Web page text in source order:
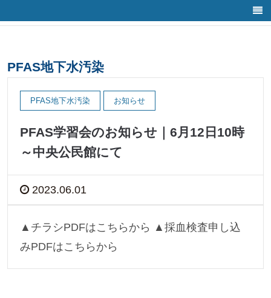
PFAS地下水汚染
PFAS地下水汚染 お知らせ
PFAS学習会のお知らせ｜6月12日10時
～中央公民館にて
2023.06.01
▲チラシPDFはこちらから ▲採血検査申し込
みPDFはこちらから